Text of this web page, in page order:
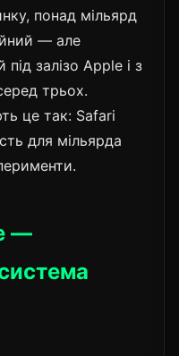
понад мільярд
— але
залізо Apple і з
трьох.
це так: Safari
для мільярда
—